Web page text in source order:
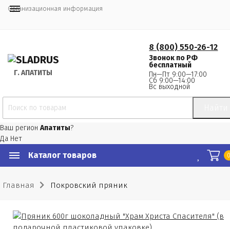
Организационная информация
Г. АПАТИТЫ
8 (800) 550-26-12
Звонок по РФ
бесплатный
Пн—Пт 9:00—17:00
Сб 9:00—14:00
Вс выходной
Ваш регион Апатиты?
Да Нет
Каталог товаров
Главная Покровский пряник